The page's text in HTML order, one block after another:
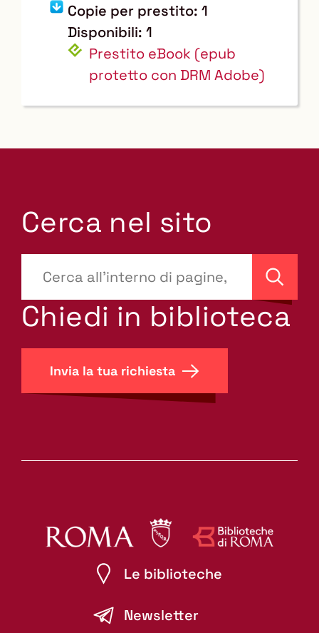
Copie per prestito: 1
Disponibili: 1
Prestito eBook (epub
protetto con DRM Adobe)
Cerca nel sito
site-
search.label???
Cerca
Chiedi in biblioteca
Invia la tua richiesta
Le biblioteche
Newsletter